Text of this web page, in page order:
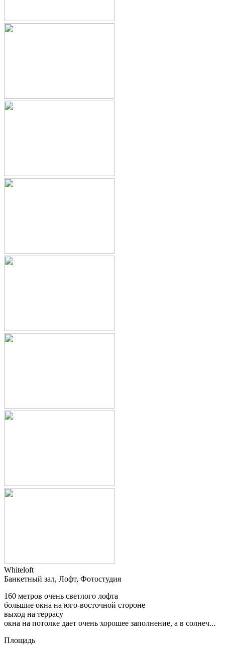
Whiteloft
Банкетный зал, Лофт, Фотостудия
160 метров очень светлого лофта
большие окна на юго-восточной стороне
выход на террасу
окна на потолке дает очень хорошее заполнение, а в солнеч...
Площадь